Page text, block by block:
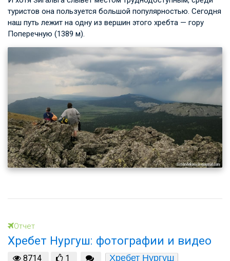
туристов она пользуется большой популярностью. Сегодня
наш путь лежит на одну из вершин этого хребта — гору
Поперечную (1389 м).
Отчет
Хребет Нургуш: фотографии и видео
8714 1 Хребет Нургуш